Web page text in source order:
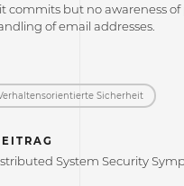
commits but no awareness
of email addresses.
Sicherheit
System Security